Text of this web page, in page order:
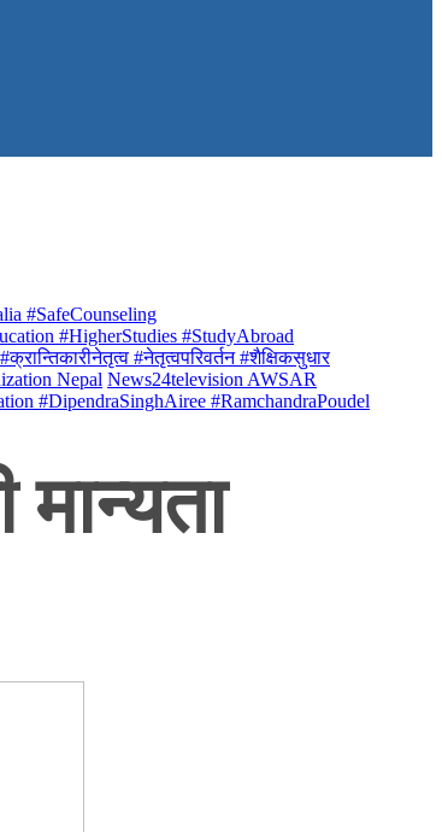
#SafeCounseling
#HigherStudies #StudyAbroad
#नेतृत्वपरिवर्तन #शैक्षिकसुधार
Nepal News24television AWSAR
#DipendraSinghAiree #RamchandraPoudel